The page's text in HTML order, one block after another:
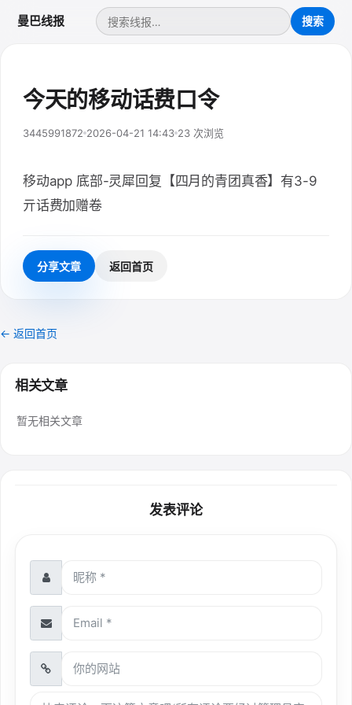
曼巴线报
今天的移动话费口令
3445991872 2026-04-21 14:43 23 次浏览
移动app 底部-灵犀回复【四月的青团真香】有3-9
亓话费加赠卷
分享文章 返回首页
← 返回首页
相关文章
暂无相关文章
发表评论